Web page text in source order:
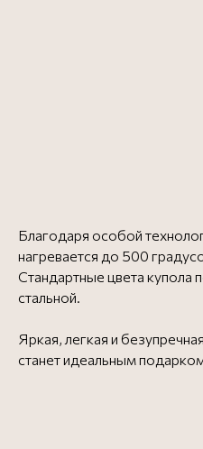
Благодаря особой
нагревается до 500
Стандартные цвета купола
стальной.
Яркая, легкая и
станет идеальным
Онлайн-курсы
пиццайоло и
Професиональная мука